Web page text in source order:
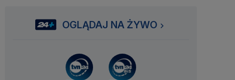
OGLĄDAJ NA ŻYWO